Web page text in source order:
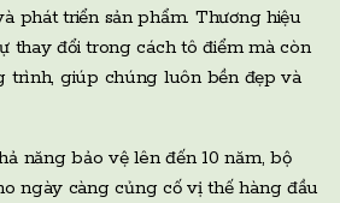
phát triển sản phẩm. Thương hiệu
thay đổi trong cách tô điểm mà còn
trình, giúp chúng luôn bền đẹp và
năng bảo vệ lên đến 10 năm, bộ
ngày càng củng cố vị thế hàng đầu